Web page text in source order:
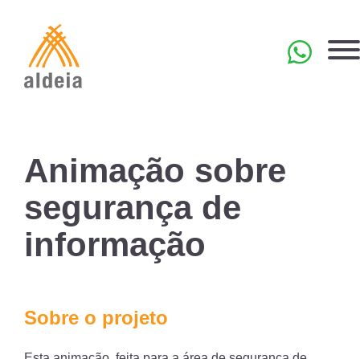
content
Animação sobre
segurança de
informação
Sobre o projeto